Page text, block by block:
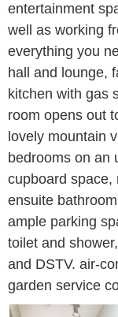
entertainment
well as working
everything you
hall and lounge,
kitchen with gas
room opens out
lovely mountain
bedrooms on an
cupboard space,
ensuite
ample parking
toilet and
and DSTV. air-
garden service